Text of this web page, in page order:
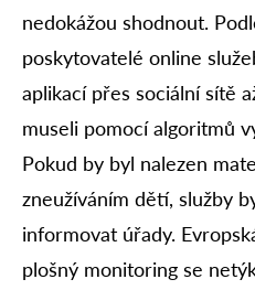
nedokážou shodnout.
poskytovatelé online
aplikací přes sociální sítě
museli pomocí algoritmů
Pokud by byl nalezen
zneužíváním dětí, služby
informovat úřady.
plošný monitoring se